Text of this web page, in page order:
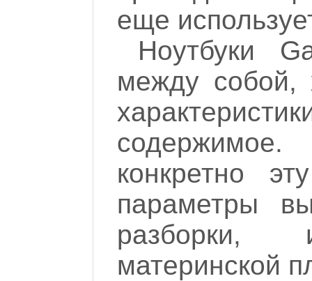
еще
Ноутбуки
между собой,
конкретно
параметры
материнской